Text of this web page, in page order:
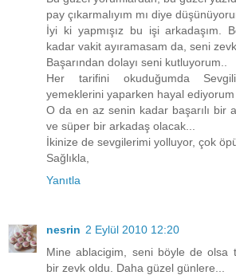
pay çıkarmalıyım mı diye
İyi ki yapmışız bu işi arkadaşım.
kadar vakit ayıramasam da, seni
Başarından dolayı seni kutluyorum..
Her tarifini okuduğumda
yemeklerini yaparken hayal ediyorum
O da en az senin kadar başarılı bir
ve süper bir arkadaş olacak...
İkinize de sevgilerimi yolluyor, çok
Sağlıkla,
Yanıtla
nesrin 2 Eylül 2010 12:20
Mine ablacigim, seni böyle de olsa
bir zevk oldu. Daha güzel günlere...